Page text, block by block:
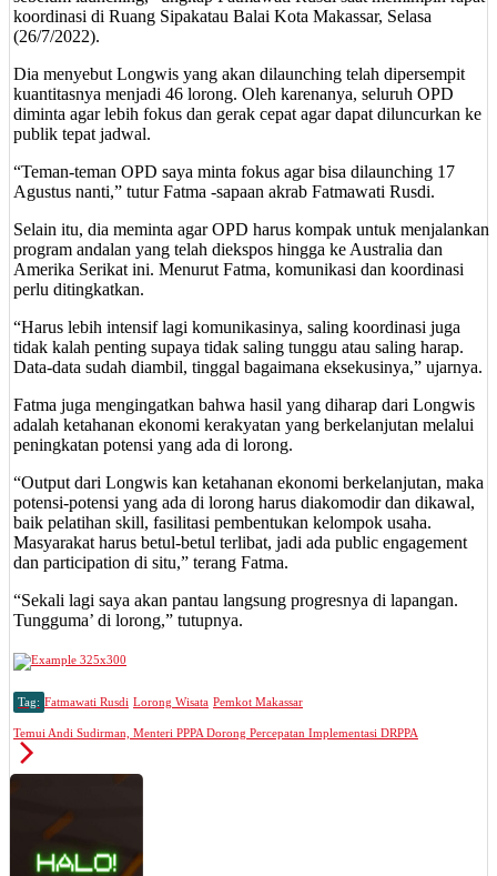
koordinasi di Ruang Sipakatau Balai Kota Makassar, Selasa
(26/7/2022).
Dia menyebut Longwis yang akan dilaunching telah dipersempit
kuantitasnya menjadi 46 lorong. Oleh karenanya, seluruh OPD
diminta agar lebih fokus dan gerak cepat agar dapat diluncurkan ke
publik tepat jadwal.
“Teman-teman OPD saya minta fokus agar bisa dilaunching 17
Agustus nanti,” tutur Fatma -sapaan akrab Fatmawati Rusdi.
Selain itu, dia meminta agar OPD harus kompak untuk menjalankan
program andalan yang telah diekspos hingga ke Australia dan
Amerika Serikat ini. Menurut Fatma, komunikasi dan koordinasi
perlu ditingkatkan.
“Harus lebih intensif lagi komunikasinya, saling koordinasi juga
tidak kalah penting supaya tidak saling tunggu atau saling harap.
Data-data sudah diambil, tinggal bagaimana eksekusinya,” ujarnya.
Fatma juga mengingatkan bahwa hasil yang diharap dari Longwis
adalah ketahanan ekonomi kerakyatan yang berkelanjutan melalui
peningkatan potensi yang ada di lorong.
“Output dari Longwis kan ketahanan ekonomi berkelanjutan, maka
potensi-potensi yang ada di lorong harus diakomodir dan dikawal,
baik pelatihan skill, fasilitasi pembentukan kelompok usaha.
Masyarakat harus betul-betul terlibat, jadi ada public engagement
dan participation di situ,” terang Fatma.
“Sekali lagi saya akan pantau langsung progresnya di lapangan.
Tungguma’ di lorong,” tutupnya.
Tag: Fatmawati Rusdi Lorong Wisata Pemkot Makassar
Temui Andi Sudirman, Menteri PPPA Dorong Percepatan Implementasi DRPPA